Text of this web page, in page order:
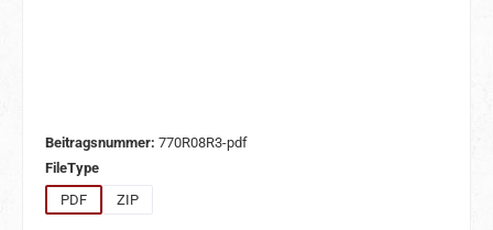
Beitragsnummer: 770R08R3-pdf
FileTypeauswählen
PDF
ZIP